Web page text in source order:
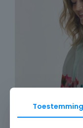
Toestemming